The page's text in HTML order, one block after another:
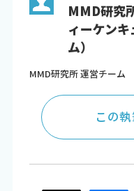
MMD研究
ィーケン
ム）
MMD研究所 運営チーム
この